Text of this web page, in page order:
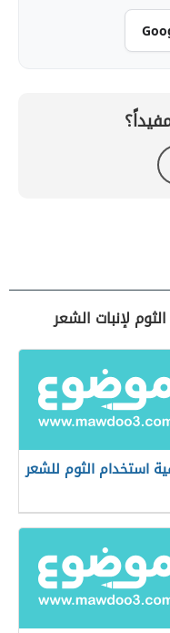
لإنبات الشعر
استخدام الثوم للشعر